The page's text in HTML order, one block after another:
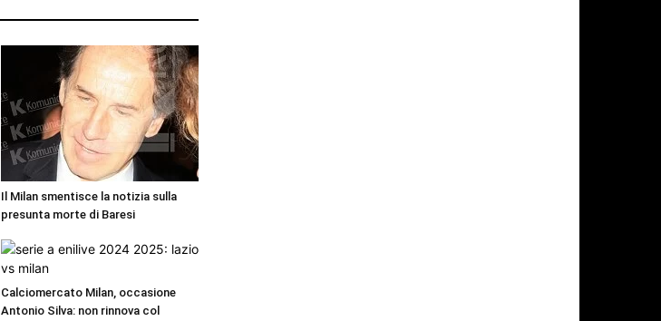
Il Milan smentisce la notizia sulla
presunta morte di Baresi
Calciomercato Milan, occasione
Antonio Silva: non rinnova col